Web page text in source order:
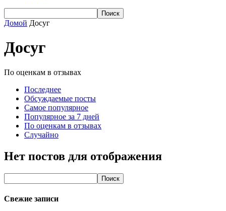
Домой Досуг
Досуг
По оценкам в отзывах
Последнее
Обсуждаемые посты
Самое популярное
Популярное за 7 дней
По оценкам в отзывах
Случайно
Нет постов для отображения
Свежие записи